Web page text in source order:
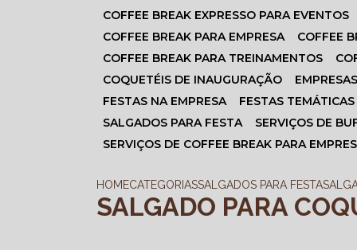
COFFEE BREAK EXPRESSO PARA EVENTOS
COFFEE BREAK PARA EMPRESA
COFFEE
COFFEE BREAK PARA TREINAMENTOS
COQUETÉIS DE INAUGURAÇÃO
FESTAS NA EMPRESA
FESTAS TEMÁTICAS
SALGADOS PARA FESTA
SERVIÇOS DE
SERVIÇOS DE COFFEE BREAK PARA
HOMECATEGORIASSALGADOS PARA FESTA
SALGADO PARA